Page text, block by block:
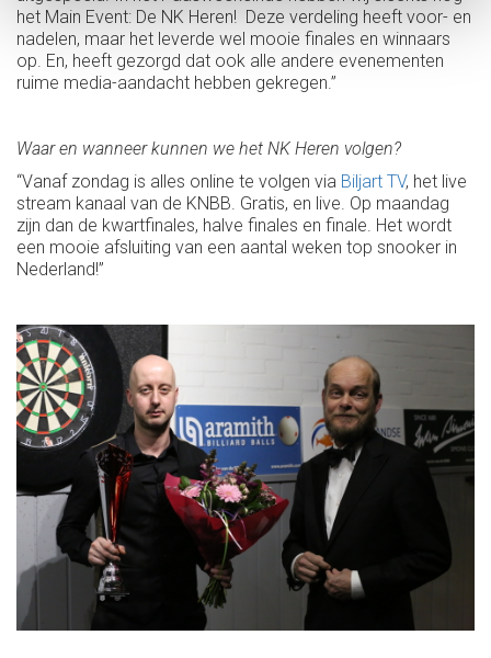
het Main Event: De NK Heren! Deze verdeling heeft voor- en
nadelen, maar het leverde wel mooie finales en winnaars
op. En, heeft gezorgd dat ook alle andere evenementen
ruime media-aandacht hebben gekregen.”
Waar en wanneer kunnen we het NK Heren volgen?
“Vanaf zondag is alles online te volgen via Biljart TV, het live
stream kanaal van de KNBB. Gratis, en live. Op maandag
zijn dan de kwartfinales, halve finales en finale. Het wordt
een mooie afsluiting van een aantal weken top snooker in
Nederland!”